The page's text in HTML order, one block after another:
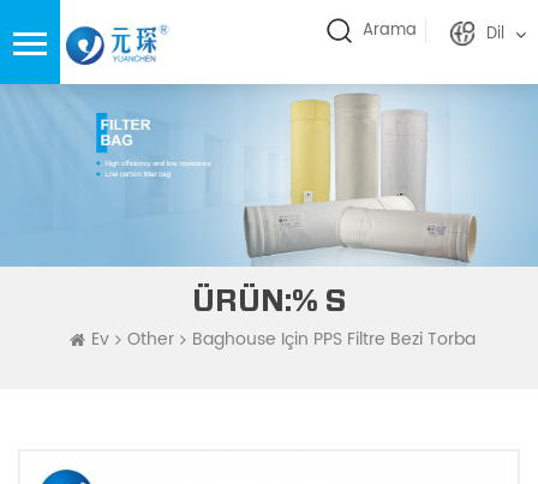
Arama Dil
ÜRÜN:% S
Ev Other Baghouse Için PPS Filtre Bezi Torba